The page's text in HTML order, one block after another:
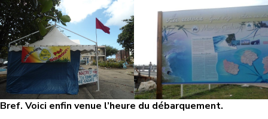
Bref. Voici enfin venue l’heure du débarquement.